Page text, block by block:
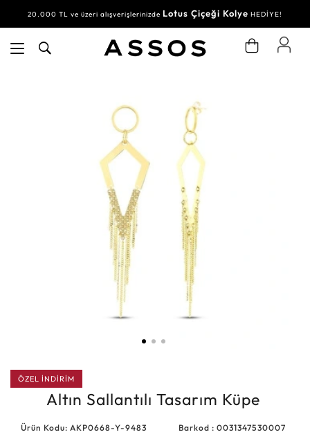
20.000 TL ve üzeri alışverişlerinizde Lotus Çiçeği Kolye HEDİYE!
ÖZEL İNDİRİM
Altın Sallantılı Tasarım Küpe
Ürün Kodu: AKP0668-Y-9483 Barkod : 0031347530007